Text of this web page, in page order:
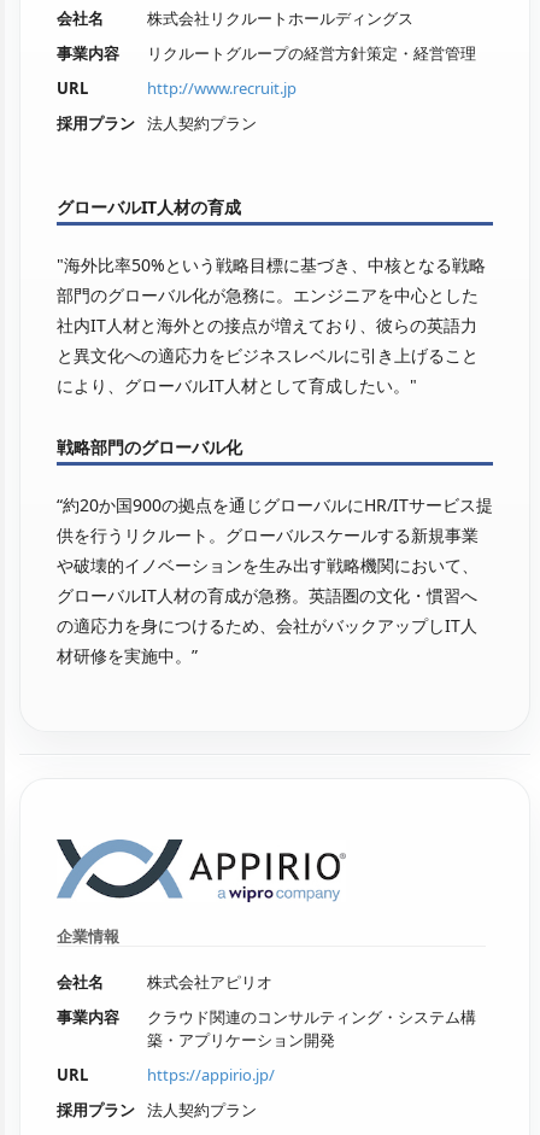
会社名
株式会社リクルートホールディングス
事業内容
リクルートグループの経営方針策定・経営管理
URL
http://www.recruit.jp
採用プラン 法人契約プラン
グローバルIT人材の育成
"海外比率50%という戦略目標に基づき、中核となる戦略
部門のグローバル化が急務に。エンジニアを中心とした
社内IT人材と海外との接点が増えており、彼らの英語力
と異文化への適応力をビジネスレベルに引き上げること
により、グローバルIT人材として育成したい。"
戦略部門のグローバル化
“約20か国900の拠点を通じグローバルにHR/ITサービス提
供を行うリクルート。グローバルスケールする新規事業
や破壊的イノベーションを生み出す戦略機関において、
グローバルIT人材の育成が急務。英語圏の文化・慣習へ
の適応力を身につけるため、会社がバックアップしIT人
材研修を実施中。”
企業情報
会社名
株式会社アピリオ
事業内容
クラウド関連のコンサルティング・システム構
築・アプリケーション開発
URL
https://appirio.jp/
採用プラン 法人契約プラン